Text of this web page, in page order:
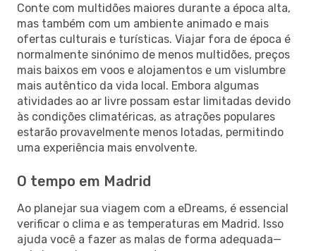
Conte com multidões maiores durante a época alta,
mas também com um ambiente animado e mais
ofertas culturais e turísticas. Viajar fora de época é
normalmente sinónimo de menos multidões, preços
mais baixos em voos e alojamentos e um vislumbre
mais autêntico da vida local. Embora algumas
atividades ao ar livre possam estar limitadas devido
às condições climatéricas, as atrações populares
estarão provavelmente menos lotadas, permitindo
uma experiência mais envolvente.
O tempo em Madrid
Ao planejar sua viagem com a eDreams, é essencial
verificar o clima e as temperaturas em Madrid. Isso
ajuda você a fazer as malas de forma adequada—